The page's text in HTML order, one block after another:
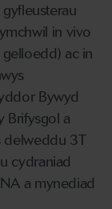
in vivo
ac in
Bywyd
Brifysgol a
delweddu 3T
cydraniad
a mynediad